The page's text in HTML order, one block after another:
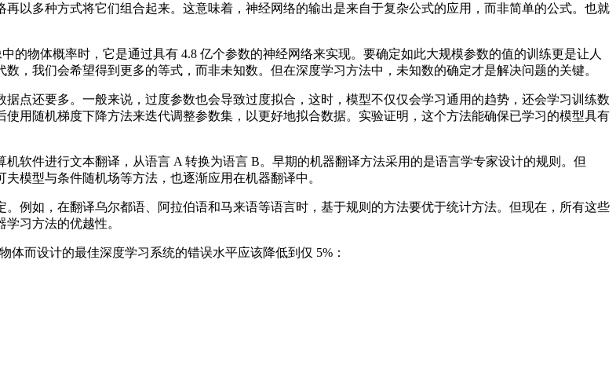
多种方式将它们组合起来。这意味着，神经网络的输出是来自于复杂公式的应用，而非简单的公式。也就
物体概率时，它是通过具有 4.8 亿个参数的神经网络来实现。要确定如此大规模参数的值的训练更是让人
，我们会希望得到更多的等式，而非未知数。但在深度学习方法中，未知数的确定才是解决问题的关键。
还要多。一般来说，过度参数也会导致过度拟合，这时，模型不仅仅会学习通用的趋势，还会学习训练数
用随机梯度下降方法来迭代调整参数集，以更好地拟合数据。实验证明，这个方法能确保已学习的模型具有
件进行文本翻译，从语言 A 转换为语言 B。早期的机器翻译方法采用的是语言学专家设计的规则。但
模型与条件随机场等方法，也逐渐应用在机器翻译中。
如，在翻译乌尔都语、阿拉伯语和马来语等语言时，基于规则的方法要优于统计方法。但现在，所有这些
习方法的优越性。
而设计的最佳深度学习系统的错误水平应该降低到仅 5%：